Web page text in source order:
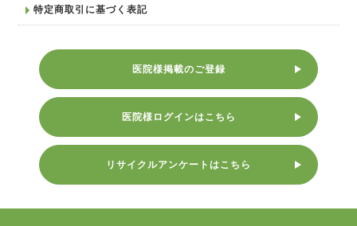
特定商取引に基づく表記
医院様掲載のご登録
医院様ログインはこちら
リサイクルアンケートはこちら